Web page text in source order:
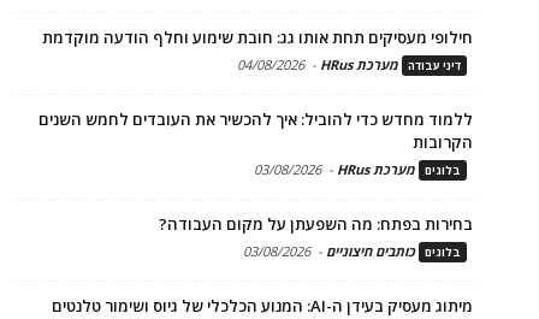
חילופי מעסיקים תחת אותו גג: חובת שימוע וחלף הודעה מוקדמת
דיני עבודה מערכת HRus -
04/08/2026
ללמוד מחדש כדי להוביל: איך להכשיר את העובדים לחמש השנים
הקרובות
בלוגים מערכת HRus -
03/08/2026
בחירות בפתח: מה השפעתן על מקום העבודה?
בלוגים כותבים חיצוניים -
03/08/2026
מיתוג מעסיק בעידן ה-AI: המנוע הכלכלי של גיוס ושימור טלנטים